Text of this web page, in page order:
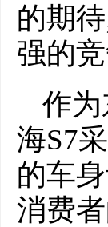
的期
强的竞
作
海S7
的车
消费